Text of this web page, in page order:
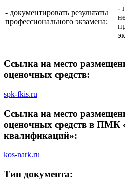
- документировать результаты
профессионального экзамена;
-
Ссылка на место
оценочных средств:
spk-fkis.ru
Ссылка на место
оценочных средств в ПМК
квалификаций»:
kos-nark.ru
Тип документа: